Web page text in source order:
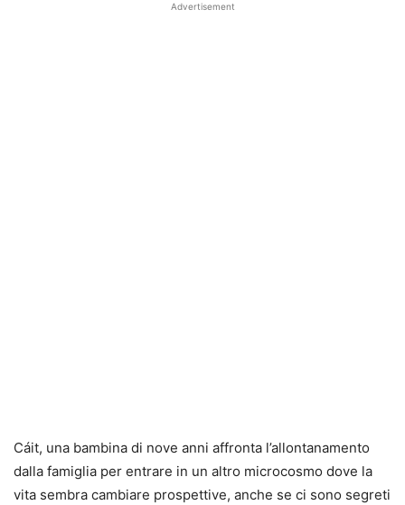
Advertisement
Cáit, una bambina di nove anni affronta l’allontanamento
dalla famiglia per entrare in un altro microcosmo dove la
vita sembra cambiare prospettive, anche se ci sono segreti